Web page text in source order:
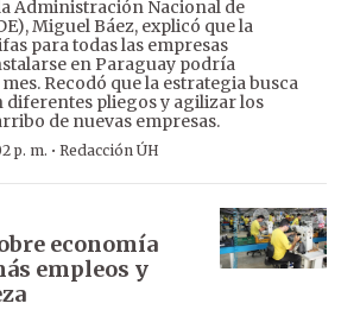
Administración Nacional de
Miguel Báez, explicó que la
para todas las empresas
en Paraguay podría
Recodó que la estrategia busca
diferentes pliegos y agilizar los
de nuevas empresas.
p. m. · Redacción ÚH
economía
empleos y